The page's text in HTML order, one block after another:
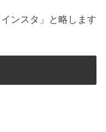
ンスタ」と略します